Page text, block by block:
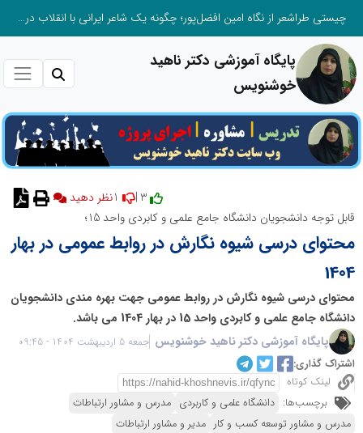
چیستی طراشعر از نگاه امین افضل‌پور؛ چگونه یک شاعر ایرانی با انقلاب در جایگاه حرف، شعر را از متن خطی به میدان ادراک بصری تبدیل کرد؟
پایگاه آموزشی دکتر ناهید
خوشنویس
3 |
نظر دهید
قابل توجه دانشجویان دانشگاه جامع علمی و کابردی واحد 15؛
محتوای درسی شیوه نگارش در روابط عمومی در بهار
1404
محتوای درسی شیوه نگارش در روابط عمومی جهت بهره مندی دانشجویان
دانشگاه جامع علمی و کابردی واحد 15 در بهار 1404 می باشد.
پایگاه آموزشی دکتر ناهید خوشنویس جمعه 5 اردیبهشت 1404 - 09:45
اشتراک گذاری:
لینک کوتاه
برچسب‌ها: دانشگاه علمی و کاربردی مدرس و مشاور ارتباطات
مدرس و مشاور توسعه کسب و کار مدیر و مشاور ارتباطات